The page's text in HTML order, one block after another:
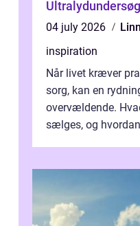
04 july 2026
inspiration
Når livet kræver
sorg, kan en
overvældende.
sælges, og